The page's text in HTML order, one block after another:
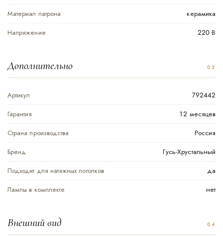
Материал патрона
керамика
Напряжение
220 В
Дополнительно
Артикул
792442
Гарантия
12 месяцев
Страна производства
Россия
Бренд
Гусь-Хрустальный
Подходит для натяжных потолков
да
Лампы в комплекте
нет
Внешний вид